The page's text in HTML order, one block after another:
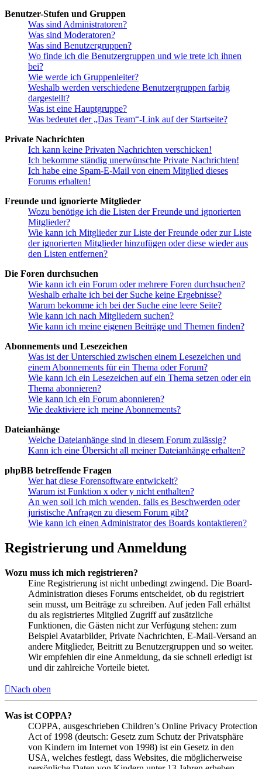
Benutzer-Stufen und Gruppen
Was sind Administratoren?
Was sind Moderatoren?
Was sind Benutzergruppen?
Wo finde ich die Benutzergruppen und wie trete ich ihnen
bei?
Wie werde ich Gruppenleiter?
Weshalb werden verschiedene Benutzergruppen farbig
dargestellt?
Was ist eine Hauptgruppe?
Was bedeutet der „Das Team“-Link auf der Startseite?
Private Nachrichten
Ich kann keine Privaten Nachrichten verschicken!
Ich bekomme ständig unerwünschte Private Nachrichten!
Ich habe eine Spam-E-Mail von einem Mitglied dieses
Forums erhalten!
Freunde und ignorierte Mitglieder
Wozu benötige ich die Listen der Freunde und ignorierten
Mitglieder?
Wie kann ich Mitglieder zur Liste der Freunde oder zur Liste
der ignorierten Mitglieder hinzufügen oder diese wieder aus
den Listen entfernen?
Die Foren durchsuchen
Wie kann ich ein Forum oder mehrere Foren durchsuchen?
Weshalb erhalte ich bei der Suche keine Ergebnisse?
Warum bekomme ich bei der Suche eine leere Seite?
Wie kann ich nach Mitgliedern suchen?
Wie kann ich meine eigenen Beiträge und Themen finden?
Abonnements und Lesezeichen
Was ist der Unterschied zwischen einem Lesezeichen und
einem Abonnements für ein Thema oder Forum?
Wie kann ich ein Lesezeichen auf ein Thema setzen oder ein
Thema abonnieren?
Wie kann ich ein Forum abonnieren?
Wie deaktiviere ich meine Abonnements?
Dateianhänge
Welche Dateianhänge sind in diesem Forum zulässig?
Kann ich eine Übersicht all meiner Dateianhänge erhalten?
phpBB betreffende Fragen
Wer hat diese Forensoftware entwickelt?
Warum ist Funktion x oder y nicht enthalten?
An wen soll ich mich wenden, falls es Beschwerden oder
juristische Anfragen zu diesem Forum gibt?
Wie kann ich einen Administrator des Boards kontaktieren?
Registrierung und Anmeldung
Wozu muss ich mich registrieren?
Eine Registrierung ist nicht unbedingt zwingend. Die Board-
Administration dieses Forums entscheidet, ob du registriert
sein musst, um Beiträge zu schreiben. Auf jeden Fall erhältst
du als registriertes Mitglied Zugriff auf zusätzliche
Funktionen, die Gästen nicht zur Verfügung stehen: zum
Beispiel Avatarbilder, Private Nachrichten, E-Mail-Versand an
andere Mitglieder, Beitritt zu Benutzergruppen und so weiter.
Wir empfehlen dir eine Anmeldung, da sie schnell erledigt ist
und dir zahlreiche Vorteile bietet.
Nach oben
Was ist COPPA?
COPPA, ausgeschrieben Children’s Online Privacy Protection
Act of 1998 (deutsch: Gesetz zum Schutz der Privatsphäre
von Kindern im Internet von 1998) ist ein Gesetz in den
USA, welches festlegt, dass Websites, die möglicherweise